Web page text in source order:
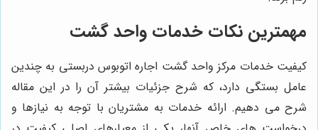
مهمترین نکات خدمات واحد گشت
کیفیت خدمات مرکز واحد گشت اجاره اتوبوس دربستی به چندین
عامل بستگی دارد، که شرح جزئیات بیشتر آن را در این مقاله
شرح می دهیم. ارائه خدمات به مشتریان با توجه به نیازها و